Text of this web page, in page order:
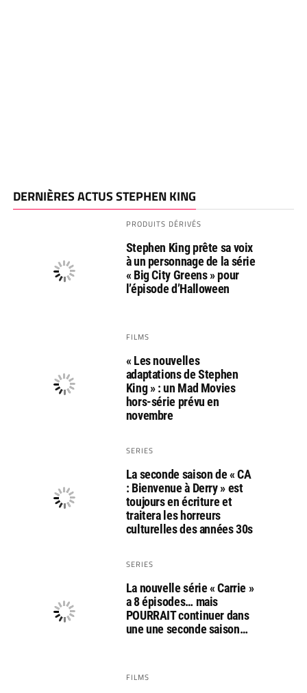
DERNIÈRES ACTUS STEPHEN KING
PRODUITS DÉRIVÉS
Stephen King prête sa voix
à un personnage de la série
« Big City Greens » pour
l’épisode d’Halloween
FILMS
« Les nouvelles
adaptations de Stephen
King » : un Mad Movies
hors-série prévu en
novembre
SERIES
La seconde saison de « CA
: Bienvenue à Derry » est
toujours en écriture et
traitera les horreurs
culturelles des années 30s
SERIES
La nouvelle série « Carrie »
a 8 épisodes… mais
POURRAIT continuer dans
une une seconde saison…
FILMS